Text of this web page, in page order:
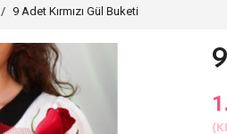
9 Adet Kırmızı Gül Buketi